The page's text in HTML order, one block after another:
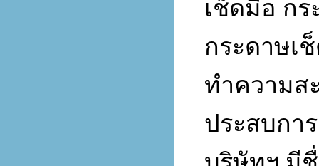
เช็ดมือ กร
กระดาษเ
ทำความส
ประสบกา